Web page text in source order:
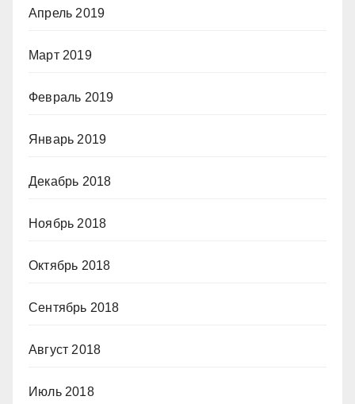
Апрель 2019
Март 2019
Февраль 2019
Январь 2019
Декабрь 2018
Ноябрь 2018
Октябрь 2018
Сентябрь 2018
Август 2018
Июль 2018